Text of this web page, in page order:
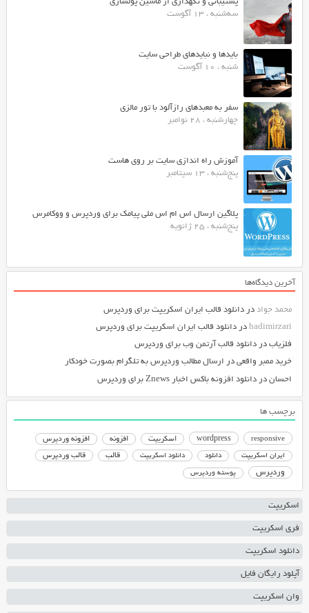
پشتیبانی و نگهداری از ماشین پولسازی
سه‌شنبه ، 13 آگوست
بایدها و نبایدهای طراحی سایت
شنبه ، 10 آگوست
سفر به معبدهای رازآلود با تور مالزی
چهارشنبه ، 28 نوامبر
آموزش راه اندازی سایت بر روی هاست
پنج‌شنبه ، 13 سپتامبر
پلاگین ارسال اس ام اس ملی پیامک برای وردپرس و ووکامرس
پنج‌شنبه ، 25 ژانویه
آخرین دیدگاه‌ها
محمد جواددر دانلود قالب ایران اسکریپت برای وردپرس
hadimirzariدر دانلود قالب ایران اسکریپت برای وردپرس
فلزیابدر دانلود قالب آرتمن وب برای وردپرس
خرید ممبر واقعیدر ارسال مطالب وردپرس به تلگرام بصورت خودکار
احساندر دانلود افزونه باکس اخبار Znews برای وردپرس
برچسب ها
responsive
wordpress اسکریپت افزونه افزونه وردپرس
ایران اسکریپت دانلود دانلود اسکریپت قالب قالب وردپرس
وردپرس پوسته وردپرس
اسکریپت
فری اسکریپت
دانلود اسکریپت
آپلود رایگان فایل
وان اسکریپت